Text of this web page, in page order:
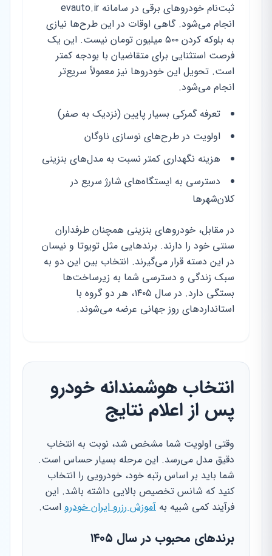
ثبت‌نام خودروهای برقی در سامانه evauto.ir
انجام می‌شود. گاهی اوقات در این طرح‌ها نیازی
به بلوکه کردن ۵۰۰ میلیون تومان نیست. این یک
فرصت استثنایی برای متقاضیان با بودجه کمتر
است. تحویل این خودروها نیز معمولاً سریع‌تر
انجام می‌شود.
تعرفه گمرکی بسیار پایین (نزدیک به صفر)
اولویت در طرح‌های نوسازی ناوگان
هزینه نگهداری کمتر نسبت به مدل‌های بنزینی
دسترسی به ایستگاه‌های شارژ سریع در
کلان‌شهرها
در مقابل، خودروهای بنزینی همچنان طرفداران
سنتی خود را دارند. برندهایی مثل تویوتا و نیسان
در این دسته قرار می‌گیرند. انتخاب بین این دو به
سبک زندگی و دسترسی شما به زیرساخت‌ها
بستگی دارد. در سال ۱۴۰۵، هر دو گروه با
استانداردهای روز جهانی عرضه می‌شوند.
انتخاب هوشمندانه خودرو
پس از اعلام نتایج
وقتی اولویت شما مشخص شد، نوبت به انتخاب
دقیق مدل می‌رسد. این مرحله بسیار حساس است.
شما باید بر اساس رتبه خود، خودرویی را انتخاب
کنید که شانس تخصیص بالایی داشته باشد. این
فرآیند کمی شبیه به آموزش رزرو ایران خودرو است.
برندهای محبوب در سال ۱۴۰۵